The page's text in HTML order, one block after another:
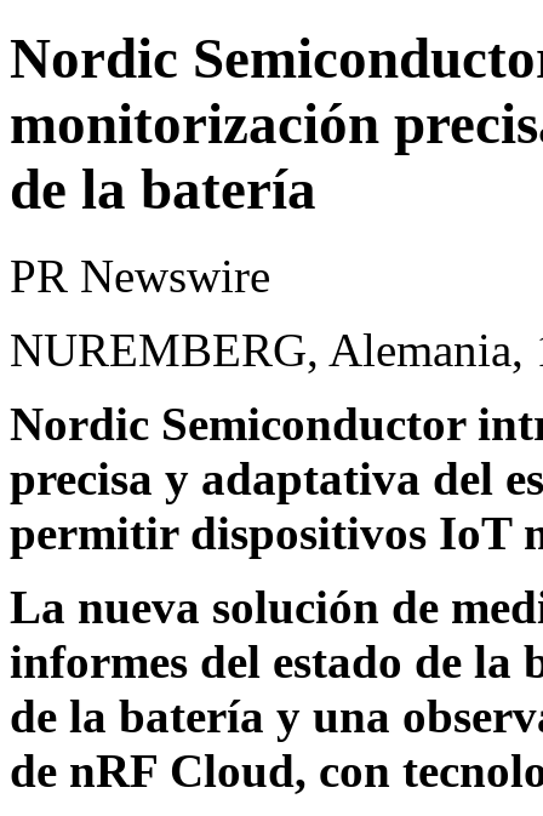
Nordic
monitorización
de la batería
PR Newswire
NUREMBERG, Alemania,
Nordic Semiconductor
precisa y adaptativa del
permitir dispositivos IoT
La nueva solución de
informes del estado de
de la batería y una
de nRF Cloud, con